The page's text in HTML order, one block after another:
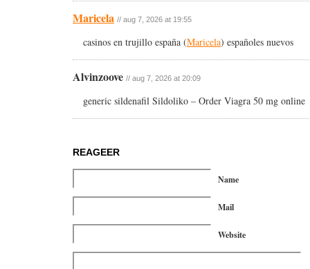
Maricela // aug 7, 2026 at 19:55
casinos en trujillo españa (Maricela) españoles nuevos
Alvinzoove // aug 7, 2026 at 20:09
generic sildenafil Sildoliko – Order Viagra 50 mg online
REAGEER
Name
Mail
Website